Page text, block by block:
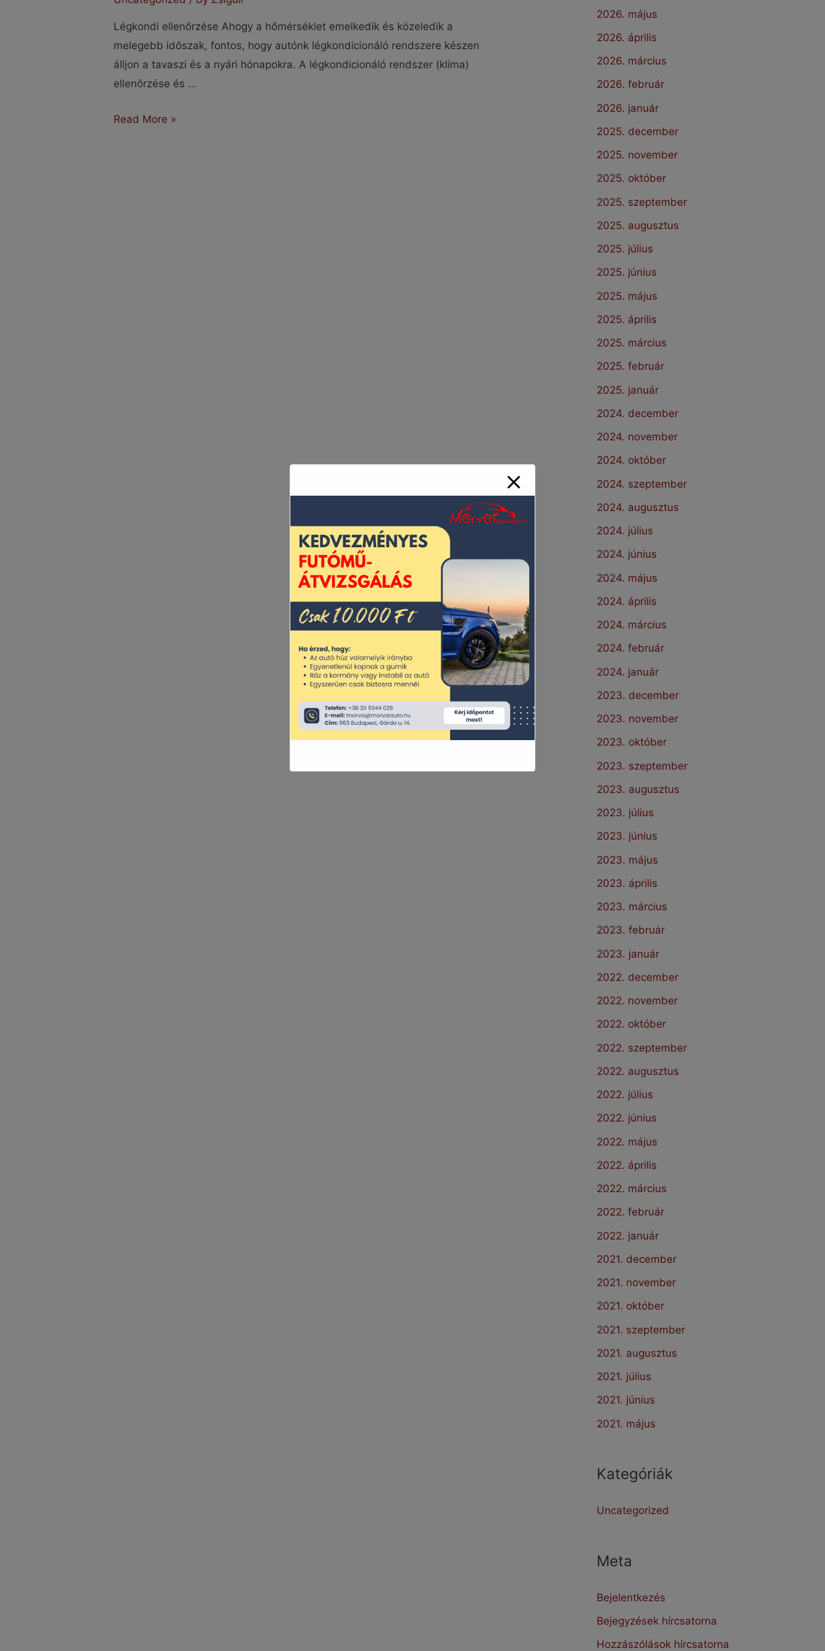
Légkondi ellenőrzése Ahogy a hőmérséklet emelkedik és közeledik a
melegebb időszak, fontos, hogy autónk légkondicionáló rendszere készen
álljon a tavaszi és a nyári hónapokra. A légkondicionáló rendszer (klíma)
ellenőrzése és …
Légkondi
Read More »
2026. május
2026. április
2026. március
2026. február
2026. január
2025. december
2025. november
2025. október
2025. szeptember
2025. augusztus
2025. július
2025. június
2025. május
2025. április
2025. március
2025. február
2025. január
2024. december
2024. november
2024. október
2024. szeptember
2024. augusztus
2024. július
2024. június
2024. május
2024. április
2024. március
2024. február
2024. január
2023. december
2023. november
2023. október
2023. szeptember
2023. augusztus
2023. július
2023. június
2023. május
2023. április
2023. március
2023. február
2023. január
2022. december
2022. november
2022. október
2022. szeptember
2022. augusztus
2022. július
2022. június
2022. május
2022. április
2022. március
2022. február
2022. január
2021. december
2021. november
2021. október
2021. szeptember
2021. augusztus
2021. július
2021. június
2021. május
Kategóriák
Uncategorized
Meta
Bejelentkezés
Bejegyzések hírcsatorna
Hozzászólások hírcsatorna